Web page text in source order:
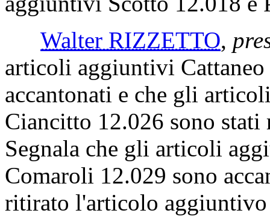
Walter RIZZETTO,
articoli aggiuntivi
accantonati e che gli
Ciancitto 12.026 sono
Segnala che gli articoli
Comaroli 12.029 sono
ritirato l'articolo